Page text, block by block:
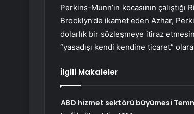
Perkins-Munn’ın kocasının
Brooklyn’de ikamet eden Azhar,
dolarlık bir sözleşmeye itiraz
“yasadışı kendi kendine ticaret”
İlgili Makaleler
ABD hizmet sektörü büyümesi